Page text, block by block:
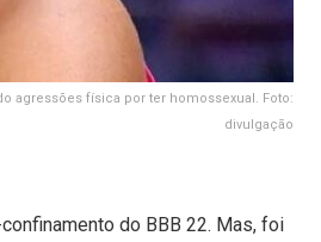
agressões física por ter homossexual. Foto:
divulgação
do BBB 22. Mas, foi